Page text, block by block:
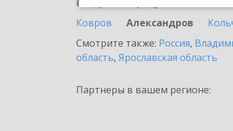
Ковров
Александров
Смотрите также: Россия,
область, Ярославская область
Партнеры в вашем регионе: